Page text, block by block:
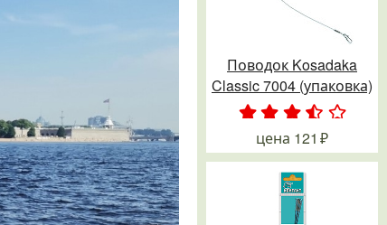
Поводок Kosadaka
Classic 7004 (упаковка)
. .
цена 121